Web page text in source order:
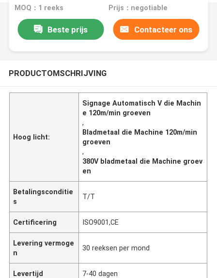
MOQ：1 reeks Prijs：negotiable
Beste prijs Contacteer ons
PRODUCTOMSCHRIJVING
Hoog licht:
Signage Automatisch V die Machin
e 120m/min groeven
,
Bladmetaal die Machine 120m/min
groeven
,
380V bladmetaal die Machine groev
en
Betalingsconditie
s
T/T
Certificering ISO9001,CE
Levering vermoge
n
30 reeksen per mond
Levertijd 7-40 dagen